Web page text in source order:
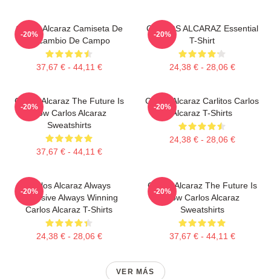
Carlos Alcaraz Camiseta De
Recambio De Campo
37,67 € - 44,11 €
-20%
CARLOS ALCARAZ Essential
T-Shirt
24,38 € - 28,06 €
-20%
Carlos Alcaraz The Future Is
Now Carlos Alcaraz
Sweatshirts
37,67 € - 44,11 €
-20%
Carlos Alcaraz Carlitos Carlos
Alcaraz T-Shirts
24,38 € - 28,06 €
-20%
Carlos Alcaraz Always
Explosive Always Winning
Carlos Alcaraz T-Shirts
24,38 € - 28,06 €
-20%
Carlos Alcaraz The Future Is
Now Carlos Alcaraz
Sweatshirts
37,67 € - 44,11 €
-20%
VER MÁS